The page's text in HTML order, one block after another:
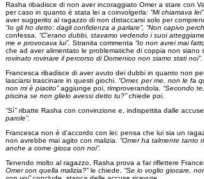
Rasha ribadisce di non aver incoraggiato Omer a stare con
per caso in quanto è stata lei a coinvolgerla: “Mi chiamava lei”.
aver suggerito al ragazzo di non distaccarsi solo per
“Io gli ho detto: dagli confidenza a parlare”, “Non capivo
confessa. “C'erano dubbi, stavamo vedendo i suoi
me e provocava lui”. Stranita commenta “Io non avrei mai
che ad aver alimentato le problematiche di coppia non siano
rovinato rovinare il percorso di Domenico non siamo stati noi”.
Francesca ribadisce di aver avuto dei dubbi in quanto non
lasciarsi trascinare in questi giochi. “Omer, per me, non le fa
non mi è piacito”aggiunge poi, rimproverandola. “Secondo
piscina se non glielo avessi detto tu?”chiede poi.
“Sì”ribatte Rasha con convinzione e, indispettita dalle
parole”.
Francesca non è d'accordo con lei: pensa che lui sia un
non avrebbe mai agito con malizia. “Omer ha talmente tanto
anche a come gioca con noi”.
Tenendo molto al ragazzo, Rasha prova a far riflettere
Omer con quella malizia?”le chiede. “Se io voglio giocare,